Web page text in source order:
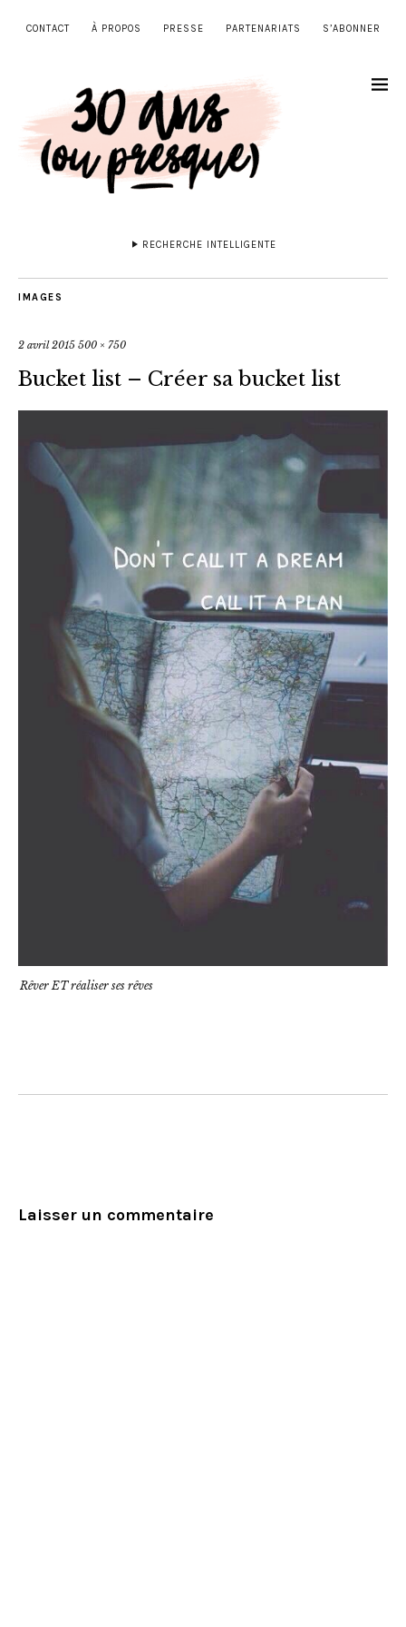
CONTACT À PROPOS PRESSE PARTENARIATS S’ABONNER
RECHERCHE INTELLIGENTE
IMAGES
2 avril 2015 500 × 750
Bucket list – Créer sa bucket list
Rêver ET réaliser ses rêves
Laisser un commentaire